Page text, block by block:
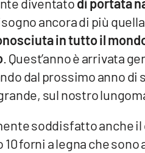
ancora di più
in tutto il
. Quest’anno è arrivata
dal prossimo anno di
sul nostro
soddisfatto anche
forni a legna che